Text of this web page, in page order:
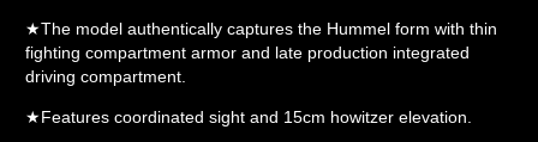
★The model authentically captures the Hummel form with thin
fighting compartment armor and late production integrated
driving compartment.
★Features coordinated sight and 15cm howitzer elevation.